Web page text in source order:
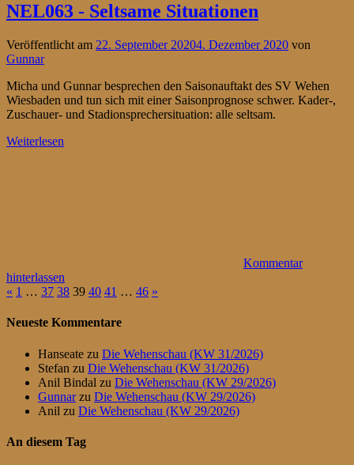
NEL063 - Seltsame Situationen
Veröffentlicht am 22. September 20204. Dezember 2020 von
Gunnar
Micha und Gunnar besprechen den Saisonauftakt des SV Wehen
Wiesbaden und tun sich mit einer Saisonprognose schwer. Kader-,
Zuschauer- und Stadionsprechersituation: alle seltsam.
Weiterlesen
Kommentar
hinterlassen
Seitennummerierung
der
« Vorherige
1 … 37 38 39 40 41 … 46 Nächste
»
Neueste Kommentare
Hanseate zu Die Wehenschau (KW 31/2026)
Stefan zu Die Wehenschau (KW 31/2026)
Anil Bindal zu Die Wehenschau (KW 29/2026)
Gunnarzu Die Wehenschau (KW 29/2026)
Anil zu Die Wehenschau (KW 29/2026)
An diesem Tag